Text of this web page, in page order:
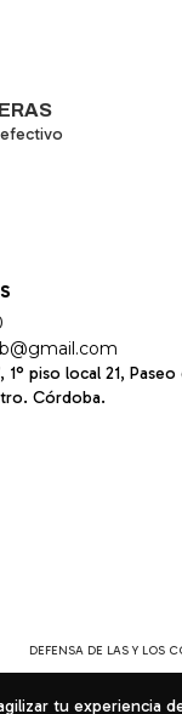
tu experiencia
piso local 21, Paseo
Córdoba.
DEFENSA DE LAS Y LOS